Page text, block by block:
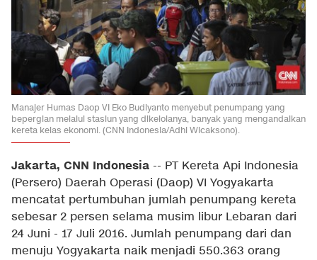
Manajer Humas Daop VI Eko Budiyanto menyebut penumpang yang
bepergian melalui stasiun yang dikelolanya, banyak yang mengandalkan
kereta kelas ekonomi. (CNN Indonesia/Adhi Wicaksono).
Jakarta, CNN Indonesia -- PT Kereta Api Indonesia
(Persero) Daerah Operasi (Daop) VI Yogyakarta
mencatat pertumbuhan jumlah penumpang kereta
sebesar 2 persen selama musim libur Lebaran dari
24 Juni - 17 Juli 2016. Jumlah penumpang dari dan
menuju Yogyakarta naik menjadi 550.363 orang